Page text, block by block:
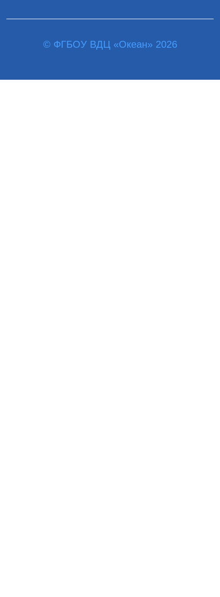
© ФГБОУ ВДЦ «Океан» 2026